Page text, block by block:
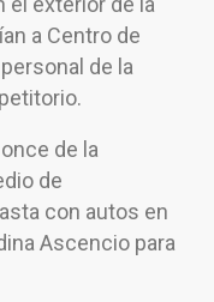
a Centro de
de la
de la
de
con autos en
Ascencio para